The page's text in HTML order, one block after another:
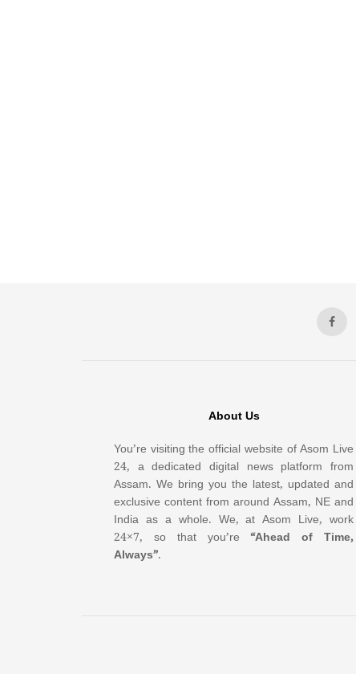
About Us
You’re visiting the official website of Asom Live
24, a dedicated digital news platform from
Assam. We bring you the latest, updated and
exclusive content from around Assam, NE and
India as a whole. We, at Asom Live, work
24×7, so that you’re“Ahead of Time,
Always”.